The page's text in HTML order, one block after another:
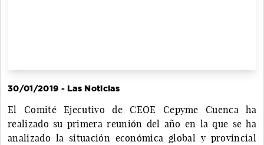
30/01/2019 - Las Noticias
El Comité Ejecutivo de CEOE Cepyme Cuenca ha
realizado su primera reunión del año en la que se ha
analizado la situación económica global y provincial